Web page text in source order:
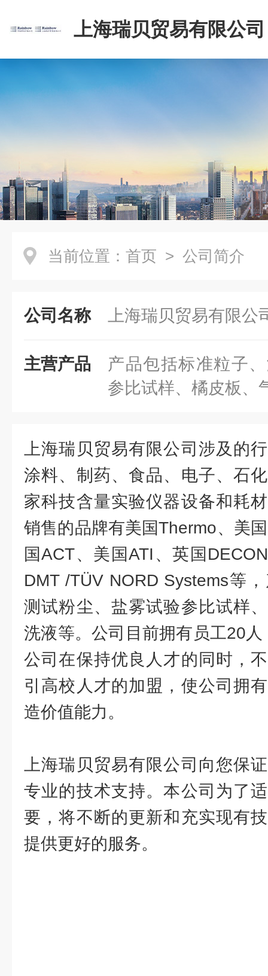
上海瑞贝贸易有限公司
当前位置： 首页 > 公司简介
公司名称 上海瑞贝贸易有限公
主营产品
产品包括标准粒子
参比试样、橘皮板、
上海瑞贝贸易有限公司涉及的
涂料、制药、食品、电子、石
家科技含量实验仪器设备和耗
销售的品牌有美国Thermo、美
国ACT、美国ATI、英国
DMT /TÜV NORD Systems等
测试粉尘、盐雾试验参比试样
洗液等。公司目前拥有员工20
公司在保持优良人才的同时，
引高校人才的加盟，使公司拥
造价值能力。
上海瑞贝贸易有限公司向您保
专业的技术支持。本公司为了
要，将不断的更新和充实现有
提供更好的服务。